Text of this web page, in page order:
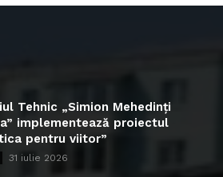
Tehnic „Simion Mehedinți
implementează proiectul
pentru viitor”
31 iulie 2026